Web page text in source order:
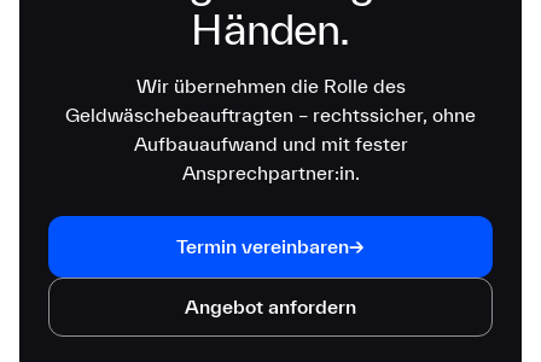
Händen.
Wir übernehmen die Rolle des
Geldwäschebeauftragten – rechtssicher, ohne
Aufbauaufwand und mit fester
Ansprechpartner:in.
Termin vereinbaren→
Angebot anfordern